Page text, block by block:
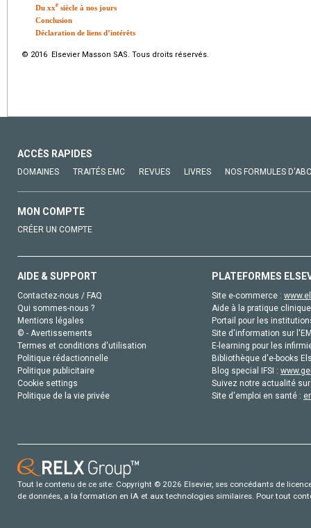
Du xxe siècle à nos jours
Conclusion
Déclaration de liens d’intérêts
© 2016 Elsevier Masson SAS. Tous droits réservés.
ACCÈS RAPIDES
DOMAINES TRAITÉS EMC REVUES LIVRES NOS FORMULES
MON COMPTE
CRÉER UN COMPTE
AIDE & SUPPORT
Contactez-nous / FAQ
Qui sommes-nous ?
Mentions légales
© - Avertissements
Termes et conditions d'utilisation
Politique rédactionnelle
Politique publicitaire
Cookie settings
Politique de la vie privée
PLATEFORMES
Site e-commerce :
Aide à la pratique
Portail pour les
Site d'information sur
E-learning pour les
Bibliothèque d'e-books
Blog special IFSI :
Suivez notre actualité
Site d'emploi en santé :
Tout le contenu de ce site: Copyright © 2026 Elsevier, ses concédants de
de données, a la formation en IA et aux technologies similaires. Pour tout